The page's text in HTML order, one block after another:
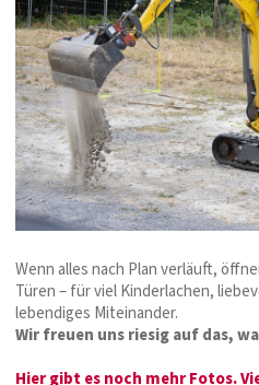
Wenn alles nach Plan verläuft,
Türen – für viel Kinderlachen,
lebendiges Miteinander.
Wir freuen uns riesig auf das,
Hiergibt es noch mehr Fotos.